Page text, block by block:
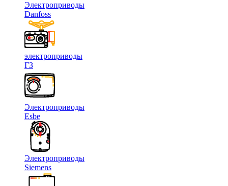
Электроприводы
Danfoss
электроприводы
ГЗ
Электроприводы
Esbe
Электроприводы
Siemens